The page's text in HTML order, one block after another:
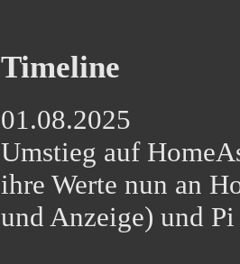
Timeline
01.08.2025
Umstieg auf
ihre Werte nun an
und Anzeige) und